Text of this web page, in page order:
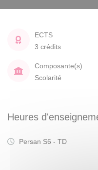
ECTS
3 crédits
Composante(s)
Scolarité
Heures
Persan S6 - TD